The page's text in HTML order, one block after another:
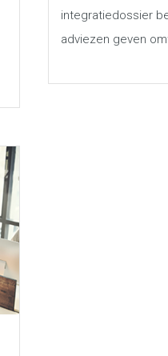
integratiedossier
adviezen geven